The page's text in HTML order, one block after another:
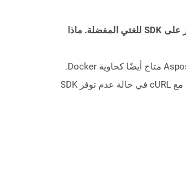
لا أستطيع العثور على SDK للغتي المفضلة. ماذا
Aspose.Total Cloud متاح أيضًا كحاوية Docker.
حاول استخدامه مع cURL في حالة عدم توفر SDK